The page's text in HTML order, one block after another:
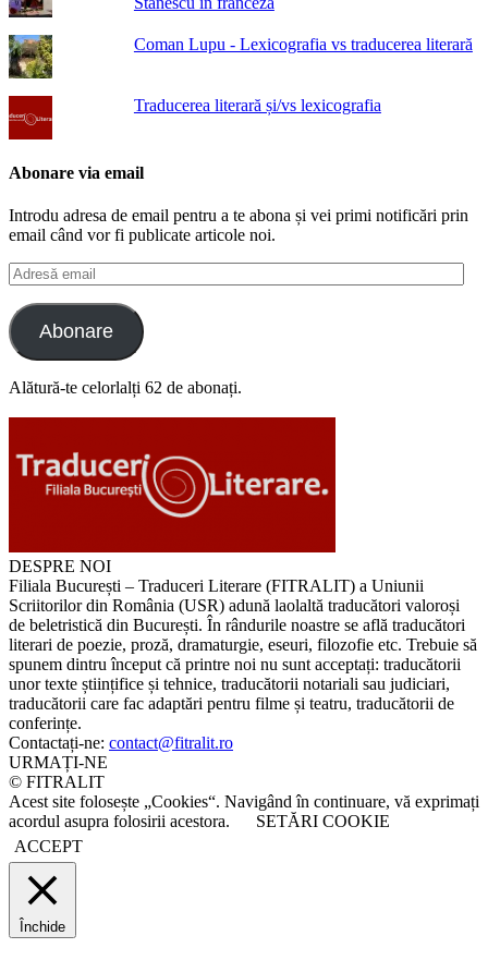
Coman Lupu - Lexicografia vs traducerea literară
Traducerea literară și/vs lexicografia
Abonare via email
Introdu adresa de email pentru a te abona și vei primi notificări prin
email când vor fi publicate articole noi.
Adresă
email
Abonare
Alătură-te celorlalți 62 de abonați.
DESPRE NOI
Filiala București – Traduceri Literare (FITRALIT) a Uniunii
Scriitorilor din România (USR) adună laolaltă traducători valoroși
de beletristică din București. În rândurile noastre se află traducători
literari de poezie, proză, dramaturgie, eseuri, filozofie etc. Trebuie să
spunem dintru început că printre noi nu sunt acceptați: traducătorii
unor texte științifice și tehnice, traducătorii notariali sau judiciari,
traducătorii care fac adaptări pentru filme și teatru, traducătorii de
conferințe.
Contactați-ne: contact@fitralit.ro
URMAȚI-NE
© FITRALIT
Acest site folosește „Cookies“. Navigând în continuare, vă exprimați
acordul asupra folosirii acestora.
SETĂRI COOKIE
ACCEPT
Închide